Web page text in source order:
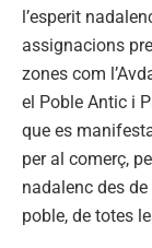
l’esperit
assignacions
zones com
el Poble Antic i
que es
per al comerç,
nadalenc des
poble, de totes